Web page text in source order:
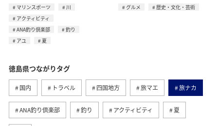
マリンスポーツ
川
アクティビティ
ANA釣り倶楽部
釣り
アユ
夏
グルメ
歴史・文化・芸術
徳島県つながりタグ
国内 トラベル 四国地方 旅マエ 旅ナカ
ANA釣り倶楽部 釣り アクティビティ 夏